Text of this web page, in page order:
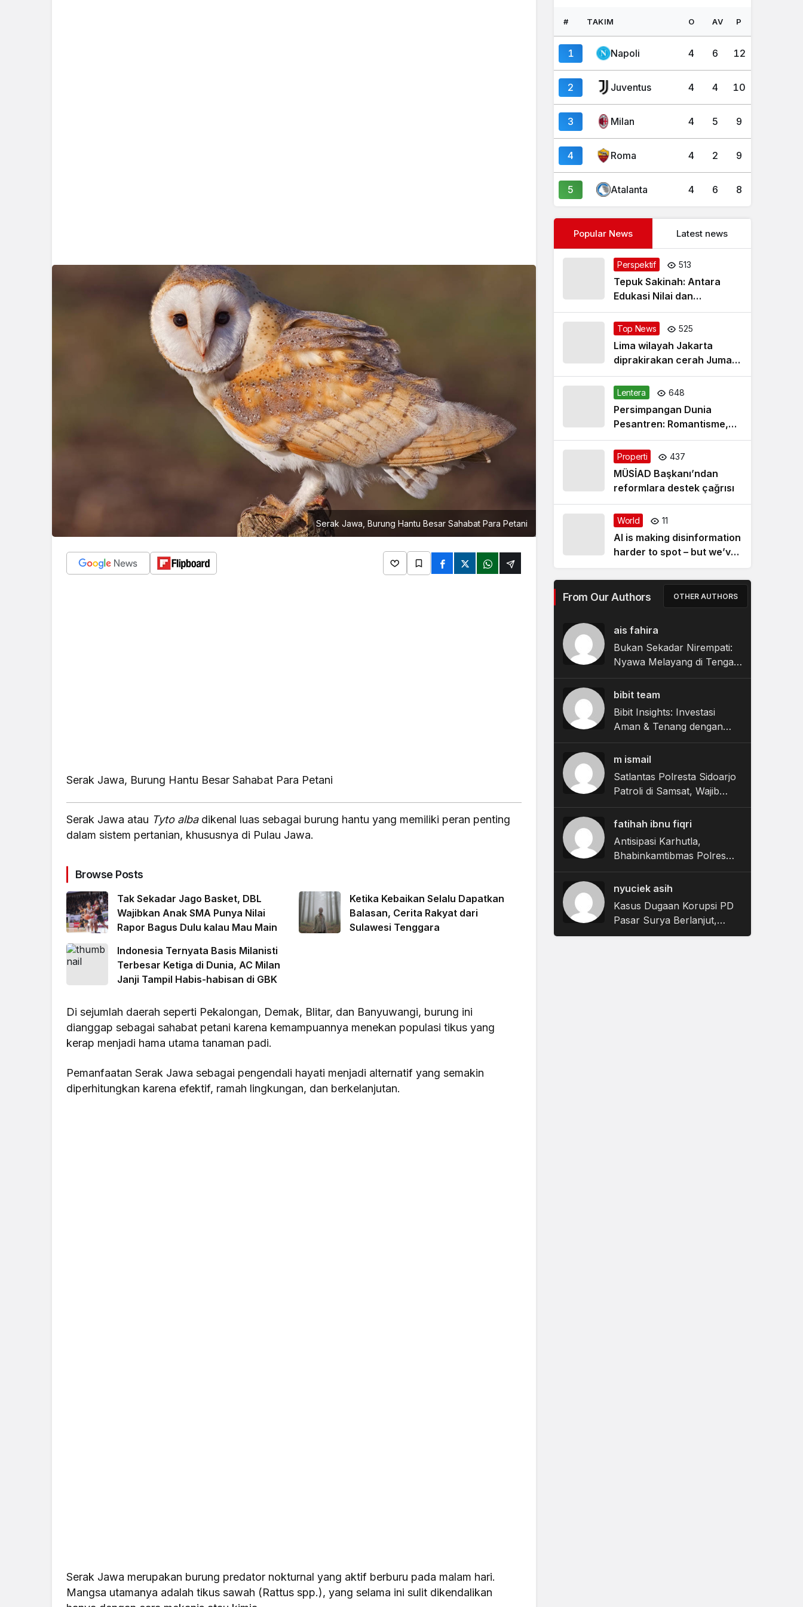
Serak Jawa, Burung Hantu Besar Sahabat Para Petani
Serak Jawa, Burung Hantu Besar Sahabat Para Petani
Serak Jawa atau Tyto albadikenal luas sebagai burung hantu yang memiliki peran penting
dalam sistem pertanian, khususnya di Pulau Jawa.
Browse Posts
Tak Sekadar Jago Basket, DBL
Wajibkan Anak SMA Punya Nilai
Rapor Bagus Dulu kalau Mau Main
Ketika Kebaikan Selalu Dapatkan
Balasan, Cerita Rakyat dari
Sulawesi Tenggara
Indonesia Ternyata Basis Milanisti
Terbesar Ketiga di Dunia, AC Milan
Janji Tampil Habis-habisan di GBK
Di sejumlah daerah seperti Pekalongan, Demak, Blitar, dan Banyuwangi, burung ini
dianggap sebagai sahabat petani karena kemampuannya menekan populasi tikus yang
kerap menjadi hama utama tanaman padi.
Pemanfaatan Serak Jawa sebagai pengendali hayati menjadi alternatif yang semakin
diperhitungkan karena efektif, ramah lingkungan, dan berkelanjutan.
Serak Jawa merupakan burung predator nokturnal yang aktif berburu pada malam hari.
Mangsa utamanya adalah tikus sawah (Rattus spp.), yang selama ini sulit dikendalikan
# TAKIM O AV P
1 Napoli 4 6 12
2 Juventus 4 4 10
3 Milan 4 5 9
4 Roma 4 2 9
5 Atalanta 4 6 8
Popular News Latest news
Perspektif 513
Tepuk Sakinah: Antara
Edukasi Nilai dan
Simplifikasi Masalah
Top News 525
Lima wilayah Jakarta
diprakirakan cerah Jumat
pagi
Lentera 648
Persimpangan Dunia
Pesantren: Romantisme,
Realitas dan Harapan Baru
Properti 437
MÜSİAD Başkanı’ndan
reformlara destek çağrısı
World 11
AI is making disinformation
harder to spot – but we’ve
it
From Our Authors OTHER AUTHORS
ais fahira
Bukan Sekadar Nirempati:
Nyawa Melayang di Tengah
Keretakan Sistem
Kesehatan
bibit team
Bibit Insights: Investasi
Aman & Tenang dengan
Return di Atas Deposito
m ismail
Satlantas Polresta Sidoarjo
Patroli di Samsat, Wajib
Pajak Tak Lagi Bingung
Urus Administrasi
fatihah ibnu fiqri
Antisipasi Karhutla,
Bhabinkamtibmas Polres
Magetan Digembleng BPBD
Kuasai Teknik Penanganan
nyuciek asih
Kasus Dugaan Korupsi PD
Pasar Surya Berlanjut,
Kejari Tanjung Perak